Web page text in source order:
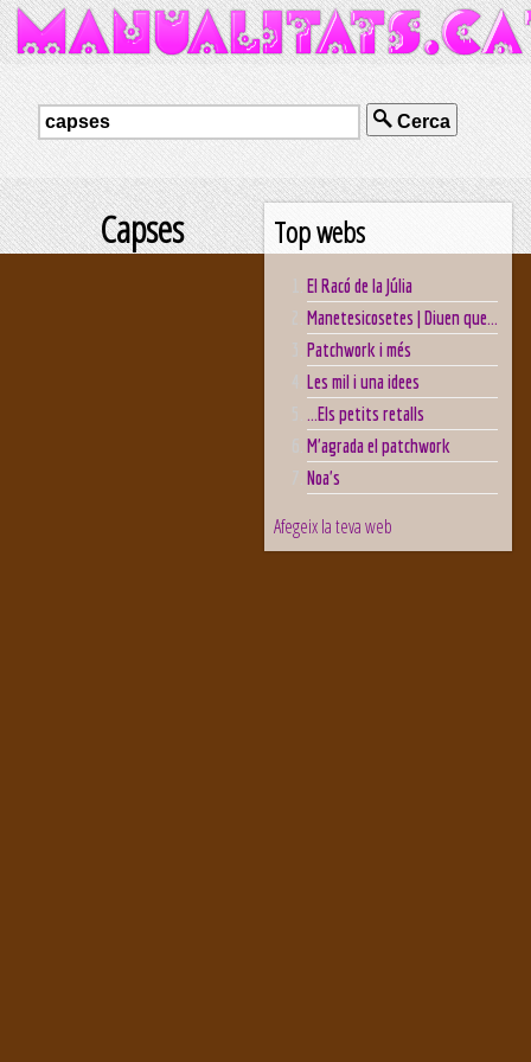
Cerca
Top webs
El Racó de la Júlia
Manetesicosetes | Diuen que...
Patchwork i més
Les mil i una idees
...Els petits retalls
M'agrada el patchwork
Noa's
Afegeix la teva web
Capses